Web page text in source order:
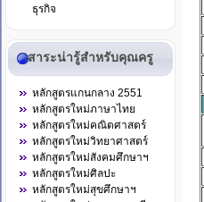
ธุรกิจ
สาระน่ารู้สำหรับคุณครู
หลักสูตรแกนกลาง 2551
หลักสูตรใหม่ภาษาไทย
หลักสูตรใหม่คณิตศาสตร์
หลักสูตรใหม่วิทยาศาสตร์
หลักสูตรใหม่สังคมศึกษาฯ
หลักสูตรใหม่ศิลปะ
หลักสูตรใหม่สุขศึกษาฯ